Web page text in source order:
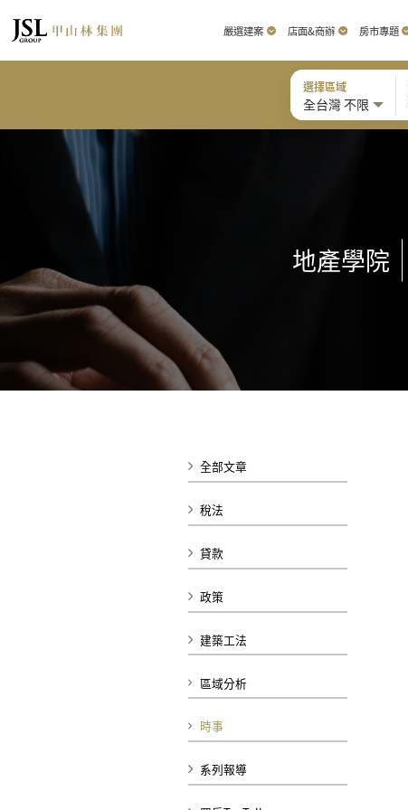
嚴選建案 店面&商辦 房市專題
選擇區域
全台灣 不限
地產學院
全部文章
稅法
貸款
政策
建築工法
區域分析
時事
系列報導